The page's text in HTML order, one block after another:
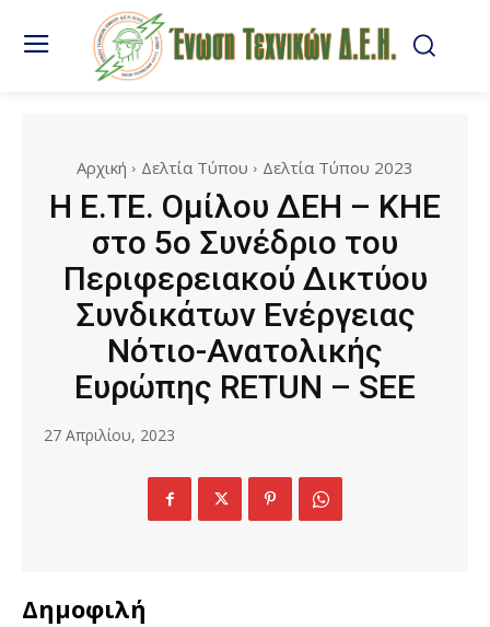
Αρχική Δελτία Τύπου Δελτία Τύπου 2023
Η Ε.ΤΕ. Ομίλου ΔΕΗ – ΚΗΕ
στο 5ο Συνέδριο του
Περιφερειακού Δικτύου
Συνδικάτων Ενέργειας
Νότιο-Ανατολικής
Ευρώπης RETUN – SEE
27 Απριλίου, 2023
Δημοφιλή